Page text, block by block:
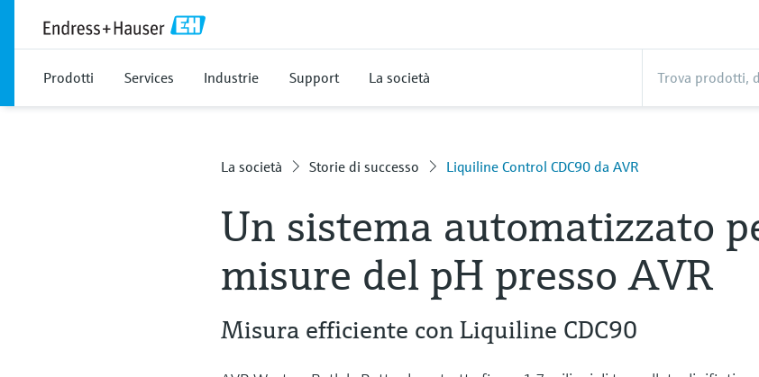
Prodotti Services Industrie Support La società
La società Storie di successo Liquiline Control CDC90 da AVR
Un sistema automatizzato
misure del pH presso AVR
Misura efficiente con Liquiline CDC90